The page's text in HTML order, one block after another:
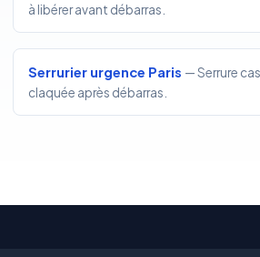
à libérer avant débarras.
Serrurier urgence Paris — Serrure
claquée après débarras.